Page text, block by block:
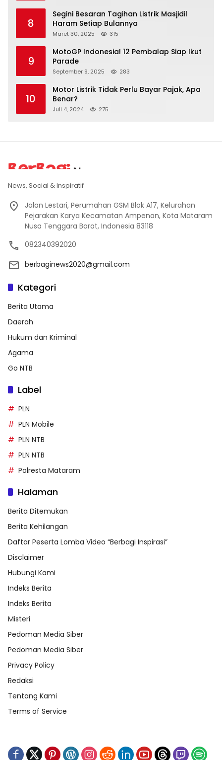
8
Segini Besaran Tagihan Listrik Masjidil
Haram Setiap Bulannya
Maret 30, 2025 315
9
MotoGP Indonesia! 12 Pembalap Siap Ikut
Parade
September 9, 2025 283
10
Motor Listrik Tidak Perlu Bayar Pajak, Apa
Benar?
Juli 4, 2024 275
News, Social & Inspiratif
Jalan Lestari, Perumahan GSM Blok A17, Kelurahan
Pejarakan Karya Kecamatan Ampenan, Kota Mataram
Nusa Tenggara Barat, Indonesia 83118
082340392020
berbaginews2020@gmail.com
Kategori
Berita Utama
Daerah
Hukum dan Kriminal
Agama
Go NTB
Label
PLN
PLN Mobile
PLN NTB
PLN NTB
Polresta Mataram
Halaman
Berita Ditemukan
Berita Kehilangan
Daftar Peserta Lomba Video “Berbagi Inspirasi”
Disclaimer
Hubungi Kami
Indeks Berita
Indeks Berita
Misteri
Pedoman Media Siber
Pedoman Media Siber
Privacy Policy
Redaksi
Tentang Kami
Terms of Service